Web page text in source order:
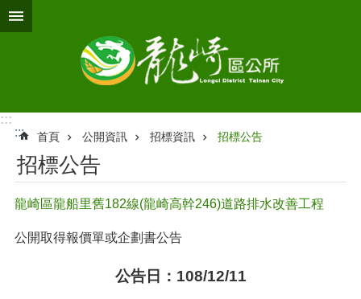
跳到主要內容區塊
:::
:::
首頁 公開資訊 招標資訊 招標公告
招標公告
龍崎區龍船里舊182線(龍崎高幹246)道路排水改善工程
公開取得報價單或企劃書公告
公告日：108/12/11